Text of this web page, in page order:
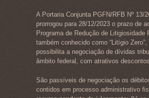
A Portaria Conjunta PGFN/RFB Nº 13/
prorrogou para 28/12/2023 o prazo de
Programa de Redução de Litigiosidade
também conhecido como “Litígio Zero”,
possibilita a negociação de dívidas
âmbito federal, com atrativos
São passíveis de negociação os
contidos em processo administrativo